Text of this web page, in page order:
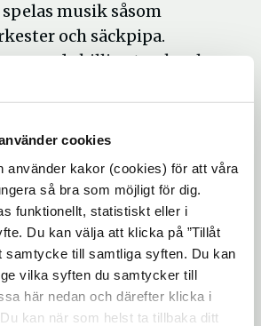
cookies
använder kakor (cookies) för att våra
så bra som möjligt för dig.
funktionellt, statistiskt eller i
Du kan välja att klicka på ”Tillåt
samtycke till samtliga syften. Du kan
vilka syften du samtycker till
här nedan och därefter klicka i
kan när som helst ta tillbaka ditt
musik såsom
och säckpipa.
med skillingtryck och
får uppleva
tivoli och kägelspel.
finansieras med bidrag av
vars syfte
främja aktiviteter som
motverkar segregation
och personlig
och unga.